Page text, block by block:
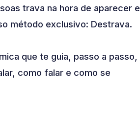
trava na hora de aparecer e
método exclusivo: Destrava.
que te guia, passo a passo,
como falar e como se